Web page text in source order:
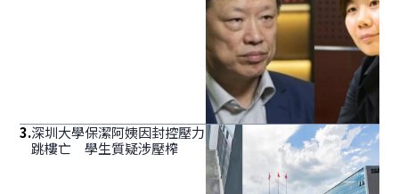
3.深圳大學保潔阿姨因封控壓力
跳樓亡 學生質疑涉壓榨